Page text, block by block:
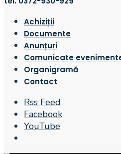
Achiziții
Documente
Anunțuri
Comunicate
Organigramă
Contact
Rss Feed
Facebook
YouTube
Search